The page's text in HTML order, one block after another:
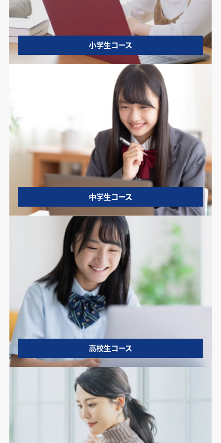
小学生コース
中学生コース
高校生コース